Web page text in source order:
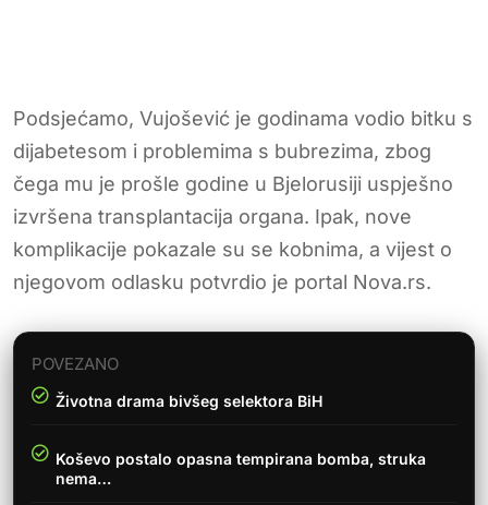
Podsjećamo, Vujošević je godinama vodio bitku s
dijabetesom i problemima s bubrezima, zbog
čega mu je prošle godine u Bjelorusiji uspješno
izvršena transplantacija organa. Ipak, nove
komplikacije pokazale su se kobnima, a vijest o
njegovom odlasku potvrdio je portal Nova.rs.
POVEZANO
Životna drama bivšeg selektora BiH
Koševo postalo opasna tempirana bomba, struka
nema…